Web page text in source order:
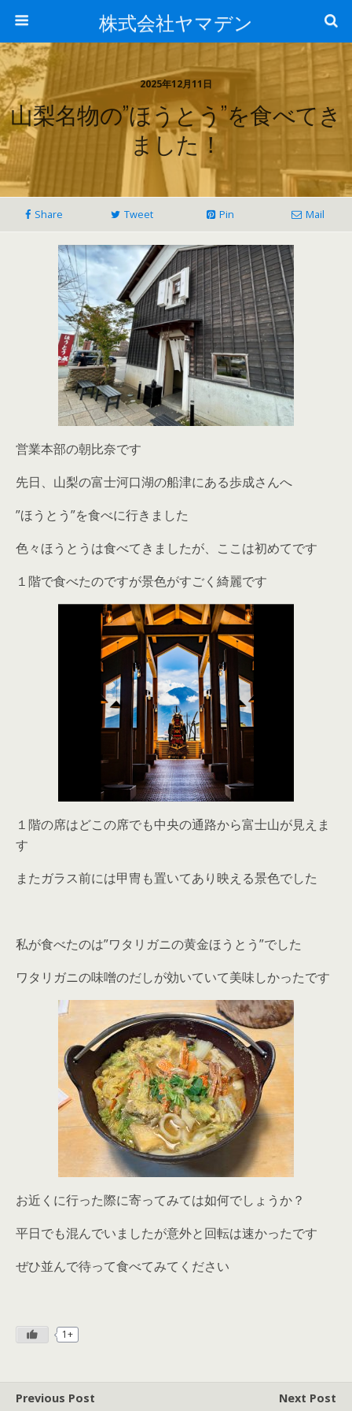
株式会社ヤマデン
2025年12月11日
山梨名物の”ほうとう”を食べてき
ました！
Share Tweet Pin Mail
営業本部の朝比奈です
先日、山梨の富士河口湖の船津にある歩成さんへ
”ほうとう”を食べに行きました
色々ほうとうは食べてきましたが、ここは初めてです
１階で食べたのですが景色がすごく綺麗です
１階の席はどこの席でも中央の通路から富士山が見えま
す
またガラス前には甲冑も置いてあり映える景色でした
私が食べたのは”ワタリガニの黄金ほうとう”でした
ワタリガニの味噌のだしが効いていて美味しかったです
お近くに行った際に寄ってみては如何でしょうか？
平日でも混んでいましたが意外と回転は速かったです
ぜひ並んで待って食べてみてください
1+
Previous Post Next Post